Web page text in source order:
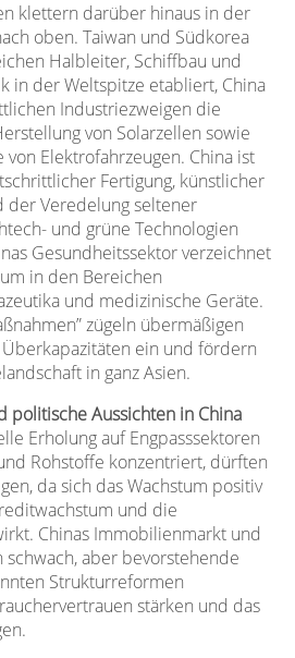
klettern darüber hinaus in der
oben. Taiwan und Südkorea
Halbleiter, Schiffbau und
in der Weltspitze etabliert, China
Industriezweigen die
von Solarzellen sowie
Elektrofahrzeugen. China ist
Fertigung, künstlicher
der Veredelung seltener
und grüne Technologien
Gesundheitssektor verzeichnet
in den Bereichen
und medizinische Geräte.
zügeln übermäßigen
ein und fördern
in ganz Asien.
politische Aussichten in China
Erholung auf Engpasssektoren
Rohstoffe konzentriert, dürften
da sich das Wachstum positiv
und die
Chinas Immobilienmarkt und
aber bevorstehende
Strukturreformen
stärken und das